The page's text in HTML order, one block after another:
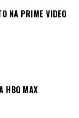
NA PRIME VIDEO
HBO MAX